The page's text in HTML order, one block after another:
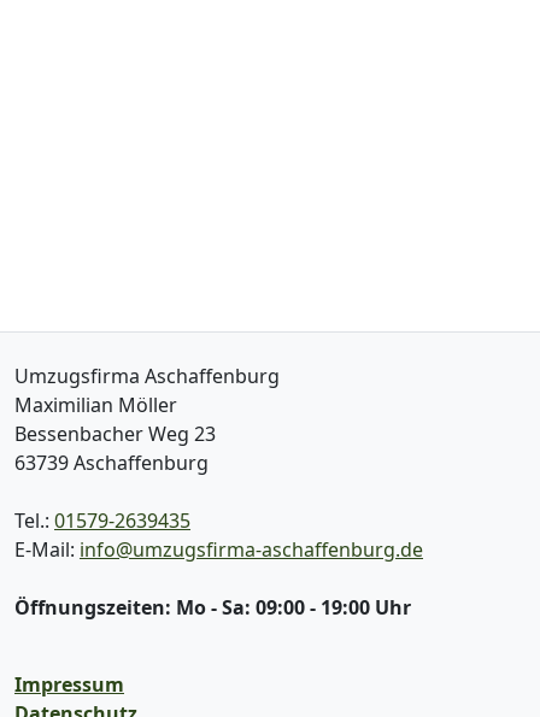
Umzugsfirma Aschaffenburg
Maximilian Möller
Bessenbacher Weg 23
63739Aschaffenburg
Tel.: 01579-2639435
E-Mail: info@umzugsfirma-aschaffenburg.de
Öffnungszeiten: Mo - Sa: 09:00 - 19:00 Uhr
Impressum